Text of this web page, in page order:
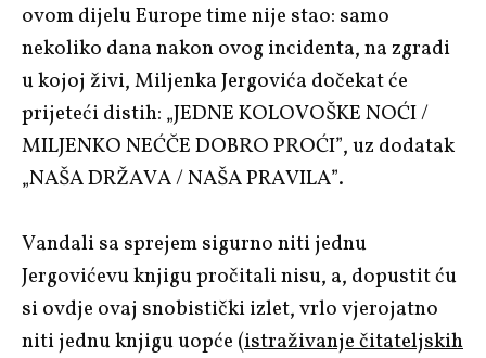
ovom dijelu Europe time nije stao: samo
nekoliko dana nakon ovog incidenta, na zgradi
u kojoj živi, Miljenka Jergovića dočekat će
prijeteći distih: „JEDNE KOLOVOŠKE NOĆI /
MILJENKO NEĆČE DOBRO PROĆI”, uz dodatak
„NAŠA DRŽAVA / NAŠA PRAVILA”.
Vandali sa sprejem sigurno niti jednu
Jergovićevu knjigu pročitali nisu, a, dopustit ću
si ovdje ovaj snobistički izlet, vrlo vjerojatno
niti jednu knjigu uopće (istraživanje čitateljskih